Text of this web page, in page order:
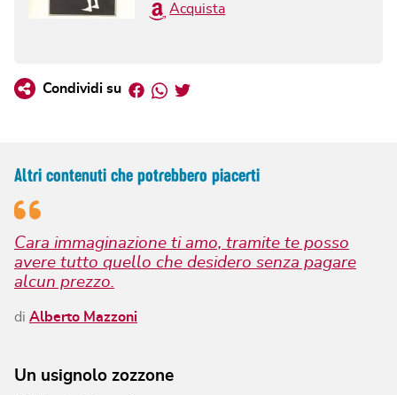
Acquista
Condividi su Facebook
Whatsapp
Twitter
Altri contenuti che potrebbero piacerti
Cara immaginazione ti amo, tramite te posso
avere tutto quello che desidero senza pagare
alcun prezzo.
di Alberto Mazzoni
Un usignolo zozzone